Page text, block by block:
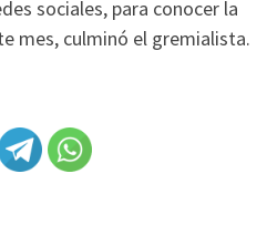
sociales, para conocer la
mes, culminó el gremialista.